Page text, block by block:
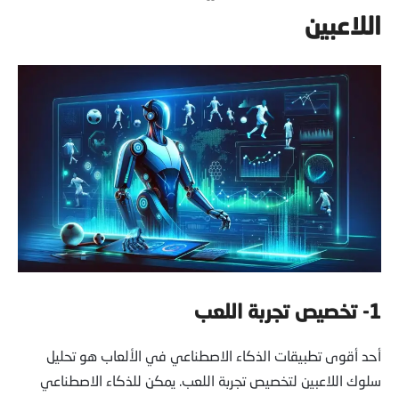
اللاعبين
1- تخصيص تجربة اللعب
أحد أقوى تطبيقات الذكاء الاصطناعي في الألعاب هو تحليل
سلوك اللاعبين لتخصيص تجربة اللعب. يمكن للذكاء الاصطناعي